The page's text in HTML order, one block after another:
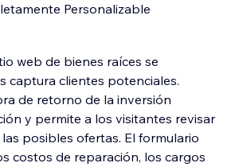
Personalizable
web de bienes raíces se
captura clientes potenciales.
de retorno de la inversión
y permite a los visitantes revisar
posibles ofertas. El formulario
costos de reparación, los cargos